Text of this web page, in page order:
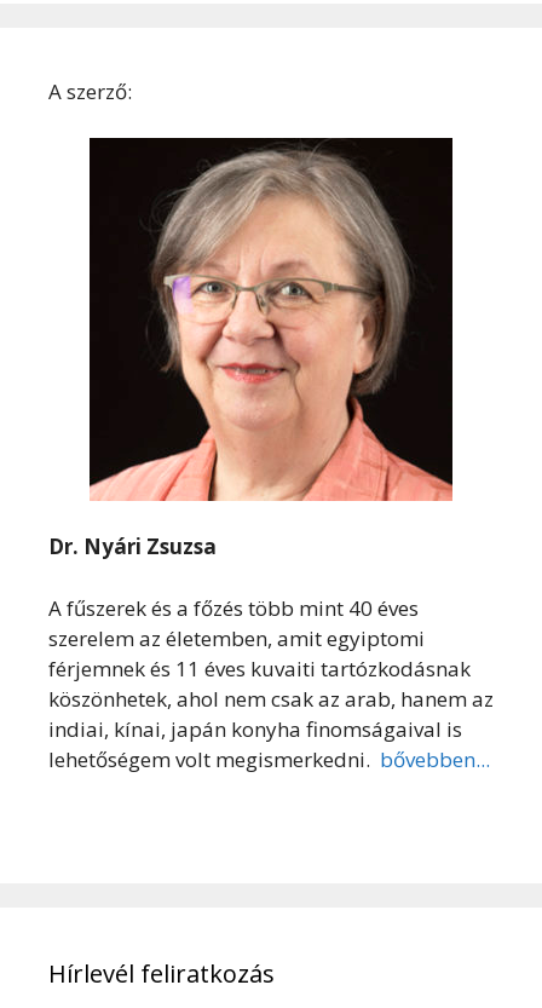
A szerző:
Dr. Nyári Zsuzsa
A fűszerek és a főzés több mint 40 éves
szerelem az életemben, amit egyiptomi
férjemnek és 11 éves kuvaiti tartózkodásnak
köszönhetek, ahol nem csak az arab, hanem az
indiai, kínai, japán konyha finomságaival is
lehetőségem volt megismerkedni. bővebben...
Hírlevél feliratkozás